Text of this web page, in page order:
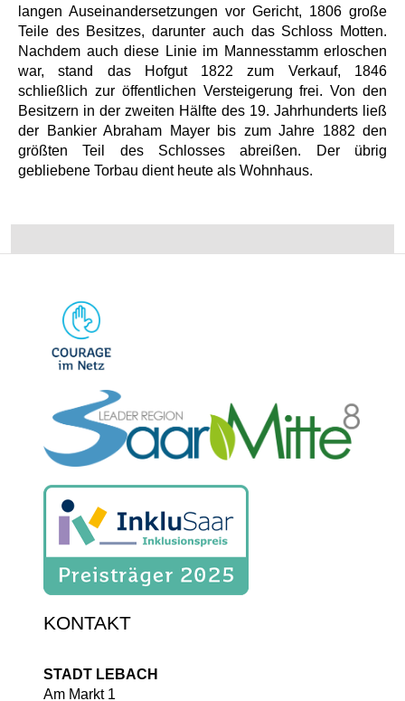
langen Auseinandersetzungen vor Gericht, 1806 große
Teile des Besitzes, darunter auch das Schloss Motten.
Nachdem auch diese Linie im Mannesstamm erloschen
war, stand das Hofgut 1822 zum Verkauf, 1846
schließlich zur öffentlichen Versteigerung frei. Von den
Besitzern in der zweiten Hälfte des 19. Jahrhunderts ließ
der Bankier Abraham Mayer bis zum Jahre 1882 den
größten Teil des Schlosses abreißen. Der übrig
gebliebene Torbau dient heute als Wohnhaus.
KONTAKT
STADT LEBACH
Am Markt 1